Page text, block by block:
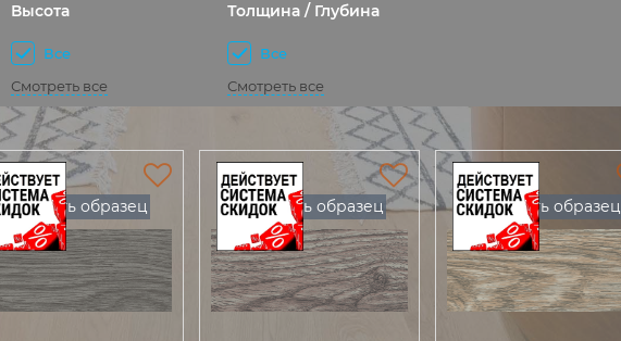
Высота
Все
Смотреть все
Толщина / Глубина
Все
Смотреть все
Есть образец Есть образец Есть образец